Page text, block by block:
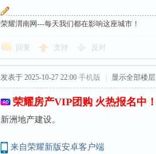
荣耀渭南网---每天我们都在影响这座城市！
回复 支持 反对
发表于 2025-10-27 22:00 手机版 显示全部楼层
荣耀房产VIP团购 火热报名中！
新洲地产建设。
来自荣耀新版安卓客户端